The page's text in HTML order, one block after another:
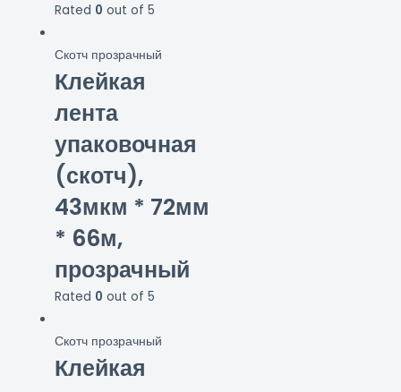
Rated 0 out of 5
Скотч прозрачный
Клейкая
лента
упаковочная
(скотч),
43мкм * 72мм
* 66м,
прозрачный
Rated 0 out of 5
Скотч прозрачный
Клейкая